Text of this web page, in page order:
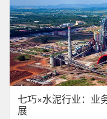
七巧×水泥行业：业
展